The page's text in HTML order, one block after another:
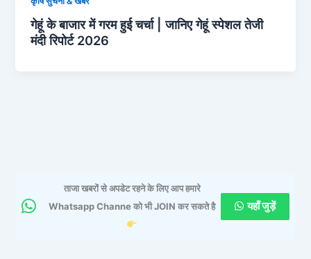
गेहूं के बाजार में गरम हुई चर्चा | जानिए गेहूं स्पेशल तेजी
मंदी रिपोर्ट 2026
ताजा खबरों से अपडेट रहने के लिए आप हमारे
Whatsapp Channe को भी JOIN कर सकते है
यहाँ जुड़ें